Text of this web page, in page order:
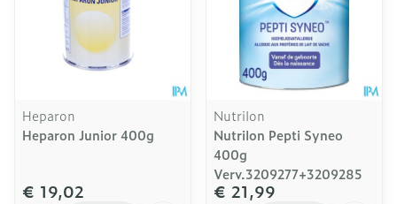
Heparon
Heparon Junior 400g
€ 19,02
Nutrilon
Nutrilon Pepti Syneo
400g
Verv.3209277+3209285
€ 21,99